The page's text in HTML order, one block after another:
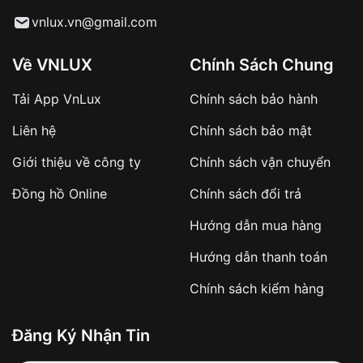
Từ khóa SEO:
sản phẩm đặc biệt
hàng
Số tiền còn lại thanh toán khi nhận hàng hoặc
✔️ Đảm bảo xử lý đơn hàng nhanh chóng
✔️ Hạn chế tình trạng hủy đơn không mong
Từ khóa SEO:
vnlux.vn@gmail.com
Về VNLUX
Tải App VnLux
Liên hệ
Giới thiệu về công ty
Đồng hồ Online
Chính Sách Chung
Chính sách bảo hành
Chính sách bảo mật
Chính sách vận chuyển
Chính sách đổi trả
Hướng dẫn mua hàng
Hướng dẫn thanh toán
Chính sách kiểm hàng
Đăng Ký Nhận Tin